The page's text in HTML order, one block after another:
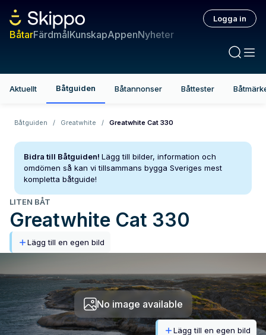
BåtarFärdmålKunskapAppenNyheter
Logga in
Aktuellt Båtguiden Båtannonser Båttester
Båtguiden / Greatwhite / Greatwhite Cat 330
Bidra till Båtguiden! Lägg till bilder, information och
omdömen så kan vi tillsammans bygga Sveriges mest
kompletta båtguide!
LITEN BÅT
Greatwhite Cat 330
Lägg till en egen bild
No image available
Lägg till en egen bild